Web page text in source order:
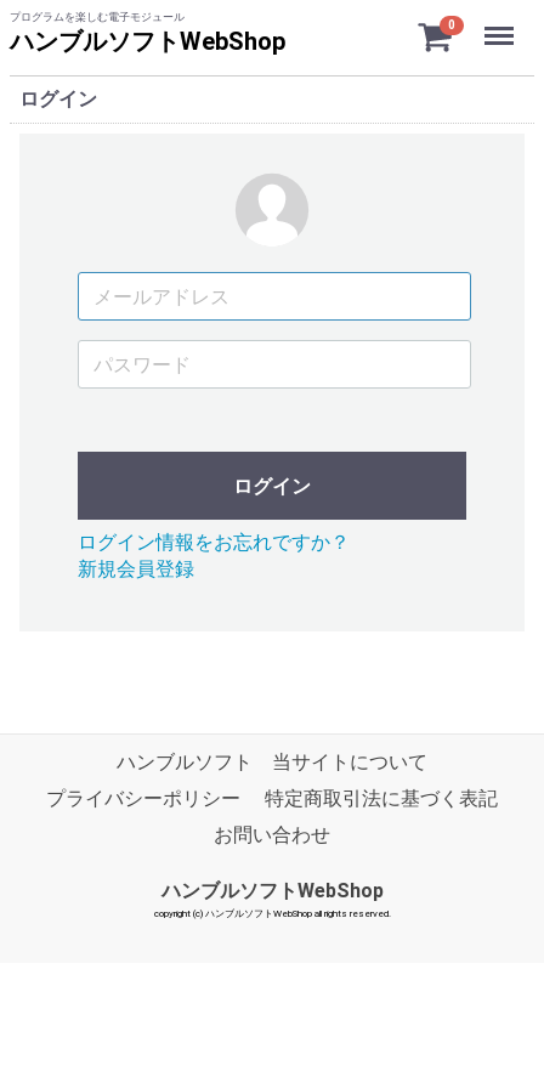
プログラムを楽しむ電子モジュール
ハンブルソフトWebShop
0 Menu
ログイン
ログイン
ログイン情報をお忘れですか？
新規会員登録
ハンブルソフト
当サイトについて
プライバシーポリシー
特定商取引法に基づく表記
お問い合わせ
ハンブルソフトWebShop
copyright (c) ハンブルソフトWebShop all rights reserved.